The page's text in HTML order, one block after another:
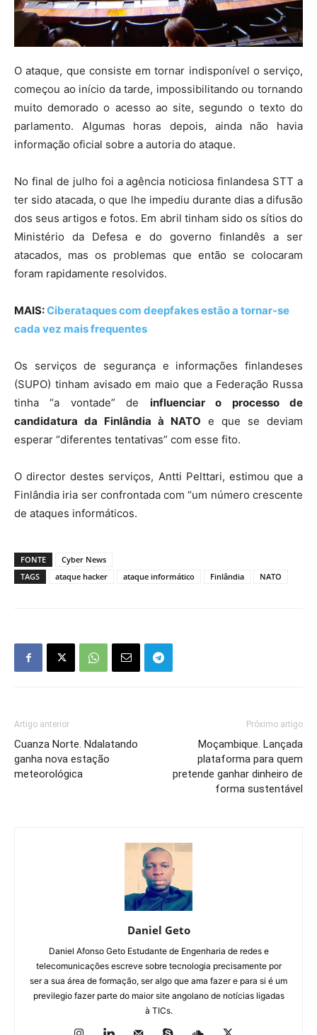
O ataque, que consiste em tornar indisponível o serviço,
começou ao início da tarde, impossibilitando ou tornando
muito demorado o acesso ao site, segundo o texto do
parlamento. Algumas horas depois, ainda não havia
informação oficial sobre a autoria do ataque.
No final de julho foi a agência noticiosa finlandesa STT a
ter sido atacada, o que lhe impediu durante dias a difusão
dos seus artigos e fotos. Em abril tinham sido os sítios do
Ministério da Defesa e do governo finlandês a ser
atacados, mas os problemas que então se colocaram
foram rapidamente resolvidos.
MAIS:Ciberataques com deepfakes estão a tornar-se
cada vez mais frequentes
Os serviços de segurança e informações finlandeses
(SUPO) tinham avisado em maio que a Federação Russa
tinha “a vontade” de influenciar o processo de
candidatura da Finlândia à NATO e que se deviam
esperar “diferentes tentativas” com esse fito.
O director destes serviços, Antti Pelttari, estimou que a
Finlândia iria ser confrontada com “um número crescente
de ataques informáticos.
FONTE
Cyber News
TAGS
ataque hacker ataque informático Finlândia NATO
Artigo anterior
Cuanza Norte. Ndalatando
ganha nova estação
meteorológica
Próximo artigo
Moçambique. Lançada
plataforma para quem
pretende ganhar dinheiro de
forma sustentável
Daniel Geto
Daniel Afonso Geto Estudante de Engenharia de redes e
telecomunicações escreve sobre tecnologia precisamente por
ser a sua área de formação, ser algo que ama fazer e para si é um
previlegio fazer parte do maior site angolano de notícias ligadas
à TICs.